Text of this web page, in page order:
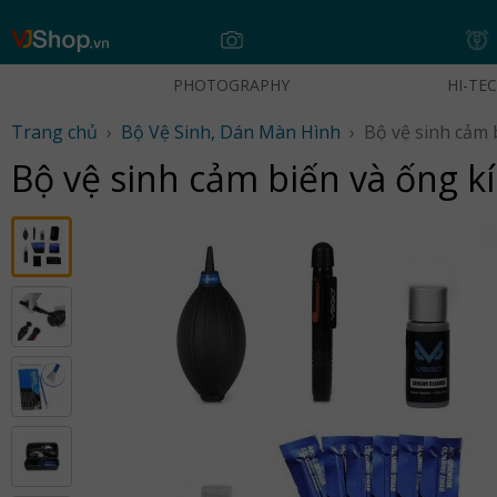
Skip
PHOTOGRAPHY HI-
Trang chủ › Bộ Vệ Sinh, Dán Màn Hình ›
Bộ vệ sinh cảm biến và ống